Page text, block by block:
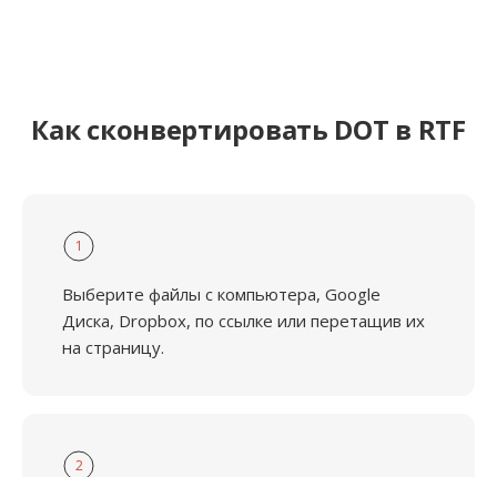
Как сконвертировать DOT в RTF
1
Выберите файлы с компьютера, Google
Диска, Dropbox, по ссылке или перетащив их
на страницу.
2